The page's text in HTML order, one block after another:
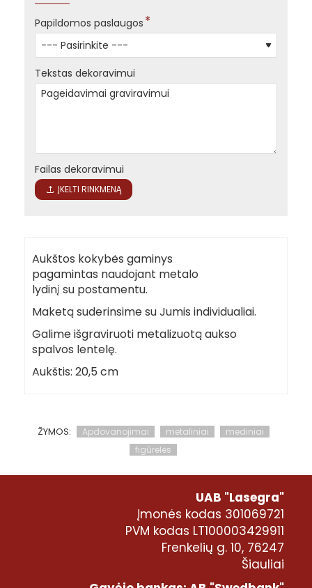
Papildomos paslaugos
Tekstas dekoravimui
Failas dekoravimui
ĮKELTI RINKMENĄ
Aukštos kokybės gaminys
pagamintas naudojant metalo
lydinį su postamentu.
Maketą suderinsime su Jumis individualiai.
Galime išgraviruoti metalizuotą aukso
spalvos lentelę.
Aukštis: 20,5 cm
ŽYMOS: Apdovanojimai metaliniai
mediniai
figūrėlės
UAB "Lasegra"
Įmonės kodas 301069721
PVM kodas LT100003429911
Frenkelių g. 10, 76247
Šiauliai